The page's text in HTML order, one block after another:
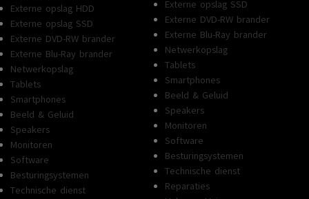
Externe opslag HDD
Externe opslag SSD
Externe DVD-RW brander
Externe Blu-Ray brander
Netwerkopslag
Tablets
Smartphones
Beeld & Geluid
Speakers
Monitoren
Software
Besturingsystemen
Technische dienst
Externe opslag SSD
Externe DVD-RW brander
Externe Blu-Ray brander
Netwerkopslag
Tablets
Smartphones
Beeld & Geluid
Speakers
Monitoren
Software
Besturingsystemen
Technische dienst
Reparaties